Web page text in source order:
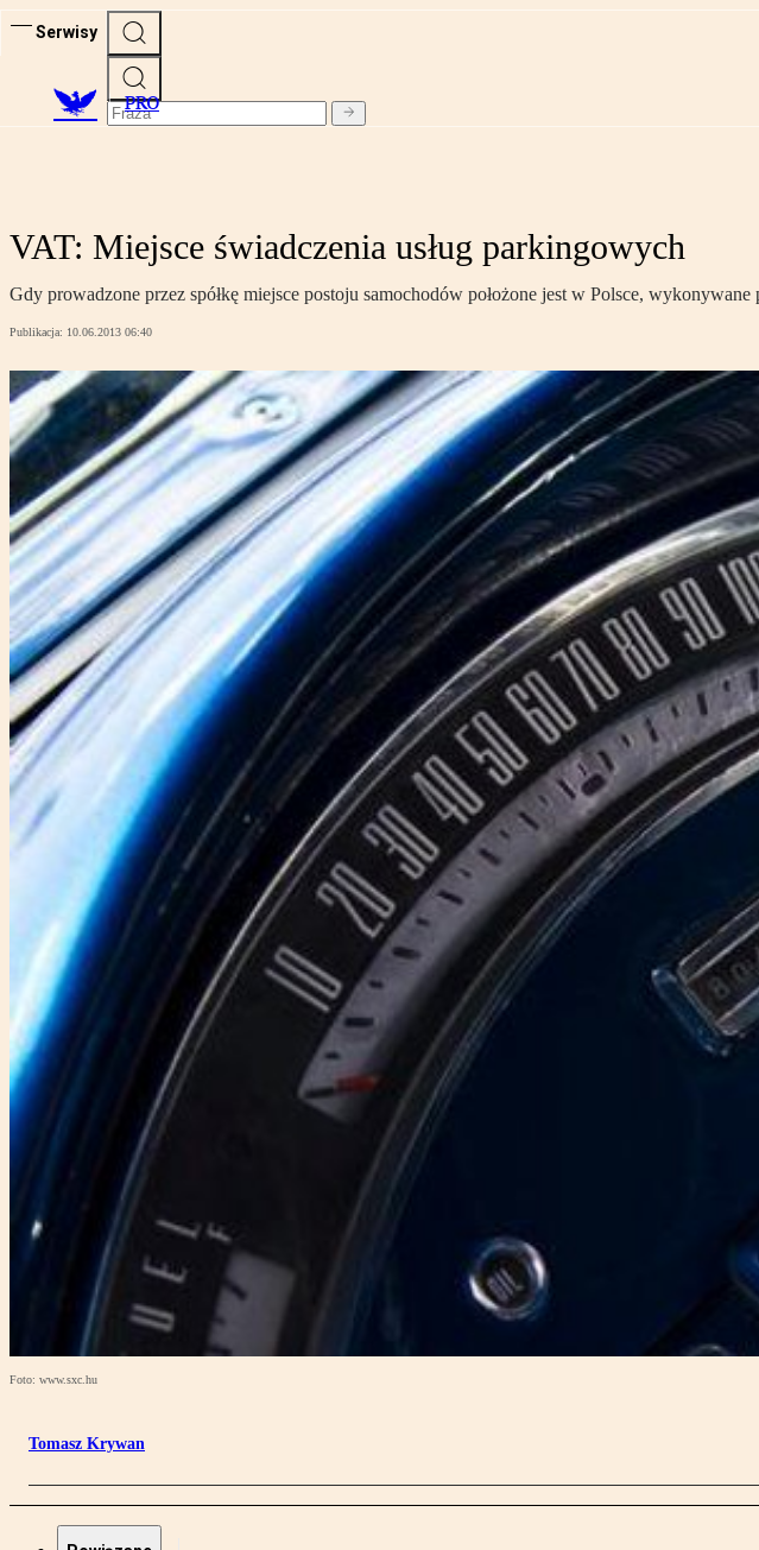
Serwisy
PRO
VAT: Miejsce świadczenia usług parkingowych
Gdy prowadzone przez spółkę miejsce postoju samochodów położone jest w Polsce,
Publikacja: 10.06.2013 06:40
Foto: www.sxc.hu
Tomasz Krywan